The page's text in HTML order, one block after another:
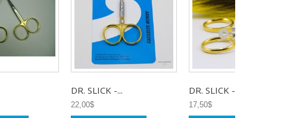
DR. SLICK -...
22,00$
DR. SLICK -...
17,50$